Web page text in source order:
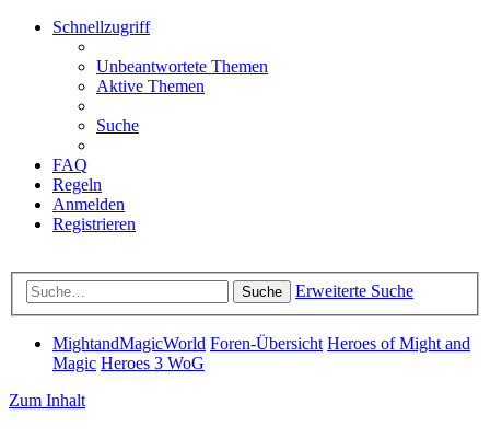
Schnellzugriff
Unbeantwortete Themen
Aktive Themen
Suche
FAQ
Regeln
Anmelden
Registrieren
Suche Erweiterte Suche
MightandMagicWorld Foren-Übersicht Heroes of Might and
Magic Heroes 3 WoG
Zum Inhalt